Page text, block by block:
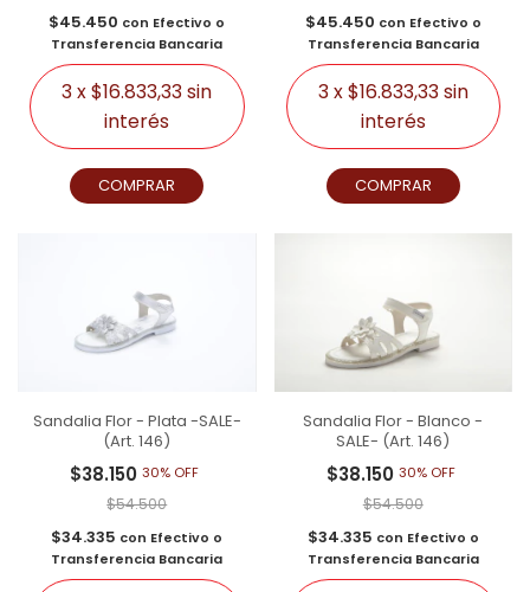
$45.450 con Efectivo o
Transferencia Bancaria
3x$16.833,33sin
interés
COMPRAR
$45.450 con Efectivo o
Transferencia Bancaria
3x$16.833,33sin
interés
COMPRAR
Sandalia Flor - Plata -SALE-
(Art. 146)
$38.15030% OFF
$54.500
$34.335 con Efectivo o
Transferencia Bancaria
Sandalia Flor - Blanco -
SALE- (Art. 146)
$38.150 30% OFF
$54.500
$34.335 con Efectivo o
Transferencia Bancaria